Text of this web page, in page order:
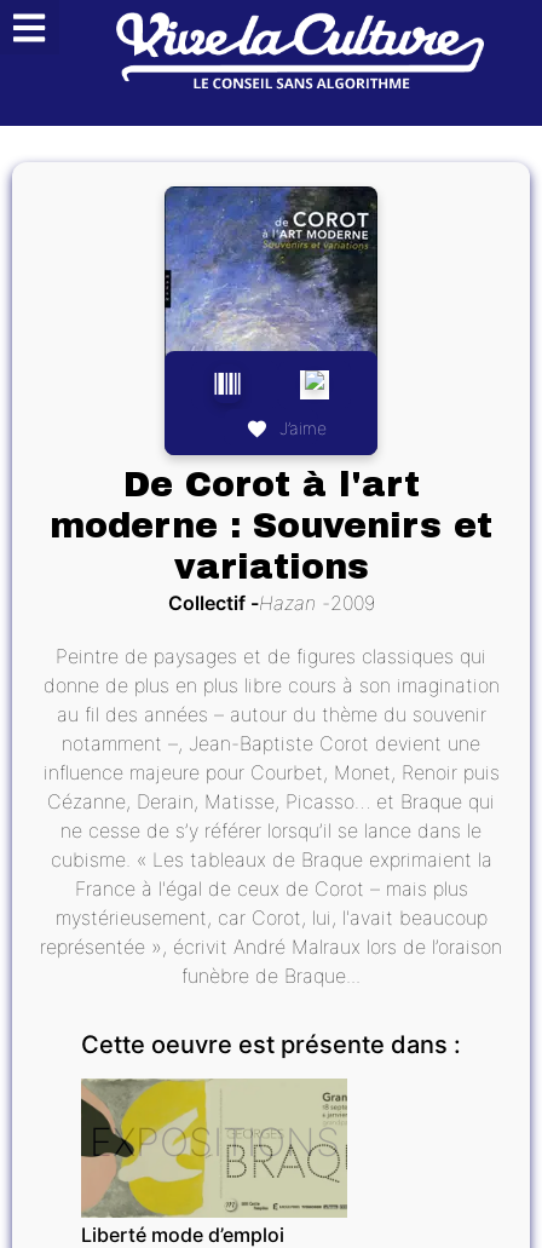
J’aime
De Corot à l'art
moderne : Souvenirs et
variations
Collectif Hazan 2009
Peintre de paysages et de figures classiques qui
donne de plus en plus libre cours à son imagination
au fil des années – autour du thème du souvenir
notamment –, Jean-Baptiste Corot devient une
influence majeure pour Courbet, Monet, Renoir puis
Cézanne, Derain, Matisse, Picasso… et Braque qui
ne cesse de s’y référer lorsqu’il se lance dans le
cubisme. « Les tableaux de Braque exprimaient la
France à l'égal de ceux de Corot – mais plus
mystérieusement, car Corot, lui, l'avait beaucoup
représentée », écrivit André Malraux lors de l’oraison
funèbre de Braque...
Cette oeuvre est présente dans :
EXPOSITIONS
Liberté mode d’emploi